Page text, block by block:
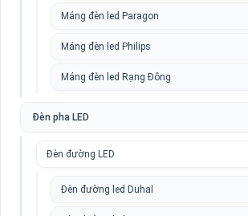
Máng đèn led Paragon
Máng đèn led Philips
Máng đèn led Rạng Đông
Đèn pha LED
Đèn đường LED
Đèn đường led Duhal